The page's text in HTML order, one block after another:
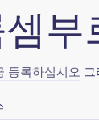
부
등록하십시오